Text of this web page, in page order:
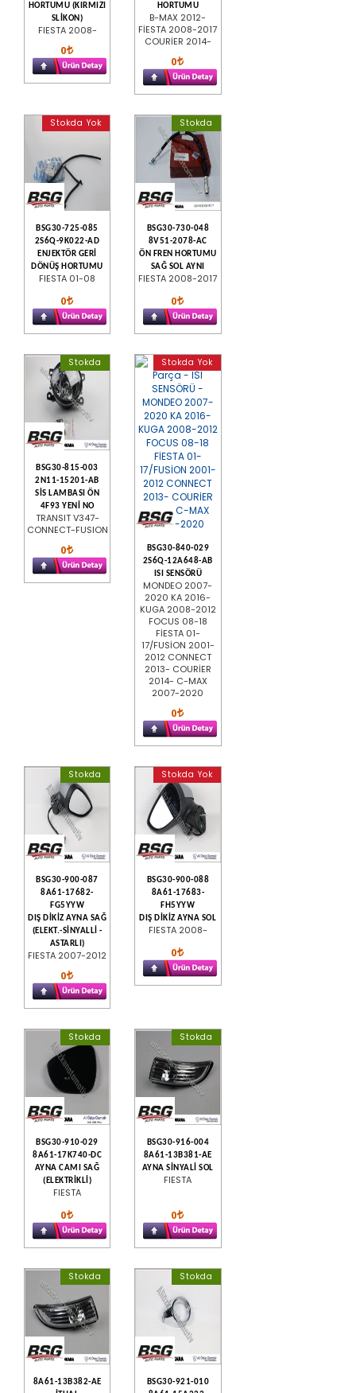
HORTUMU (KIRMIZI
SLİKON)
FIESTA 2008-
0
HORTUMU
B-MAX 2012-
FİESTA 2008-2017
COURİER 2014-
0
Stokda Yok
BSG30-725-085
2S6Q-9K022-AD
ENJEKTÖR GERİ
DÖNÜŞ HORTUMU
FIESTA 01-08
0
Stokda
BSG30-730-048
8V51-2078-AC
ÖN FREN HORTUMU
SAĞ SOL AYNI
FIESTA 2008-2017
0
Stokda
BSG30-815-003
2N11-15201-AB
SİS LAMBASI ÖN
4F93 YENİ NO
TRANSIT V347-
CONNECT-FUSION
0
Stokda Yok
BSG30-840-029
2S6Q-12A648-AB
ISI SENSÖRÜ
MONDEO 2007-
2020 KA 2016-
KUGA 2008-2012
FOCUS 08-18
FİESTA 01-
17/FUSİON 2001-
2012 CONNECT
2013- COURİER
2014- C-MAX
2007-2020
0
Stokda
BSG30-900-087
8A61-17682-
FG5YYW
DIŞ DİKİZ AYNA SAĞ
(ELEKT.-SİNYALLİ -
ASTARLI)
FIESTA 2007-2012
0
Stokda Yok
BSG30-900-088
8A61-17683-
FH5YYW
DIŞ DİKİZ AYNA SOL
FIESTA 2008-
0
Stokda
BSG30-910-029
8A61-17K740-DC
AYNA CAMI SAĞ
(ELEKTRİKLİ)
FIESTA
0
Stokda
BSG30-916-004
8A61-13B381-AE
AYNA SİNYALİ SOL
FIESTA
0
Stokda
8A61-13B382-AE
Stokda
BSG30-921-010